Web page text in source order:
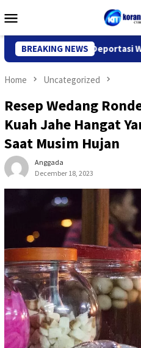
to
Menu
BREAKING NEWS
Kediri Deportasi WN
Home Uncategorized
Resep Wedang
Kuah Jahe Hangat
Saat Musim Hujan
Anggada
December 18, 2023